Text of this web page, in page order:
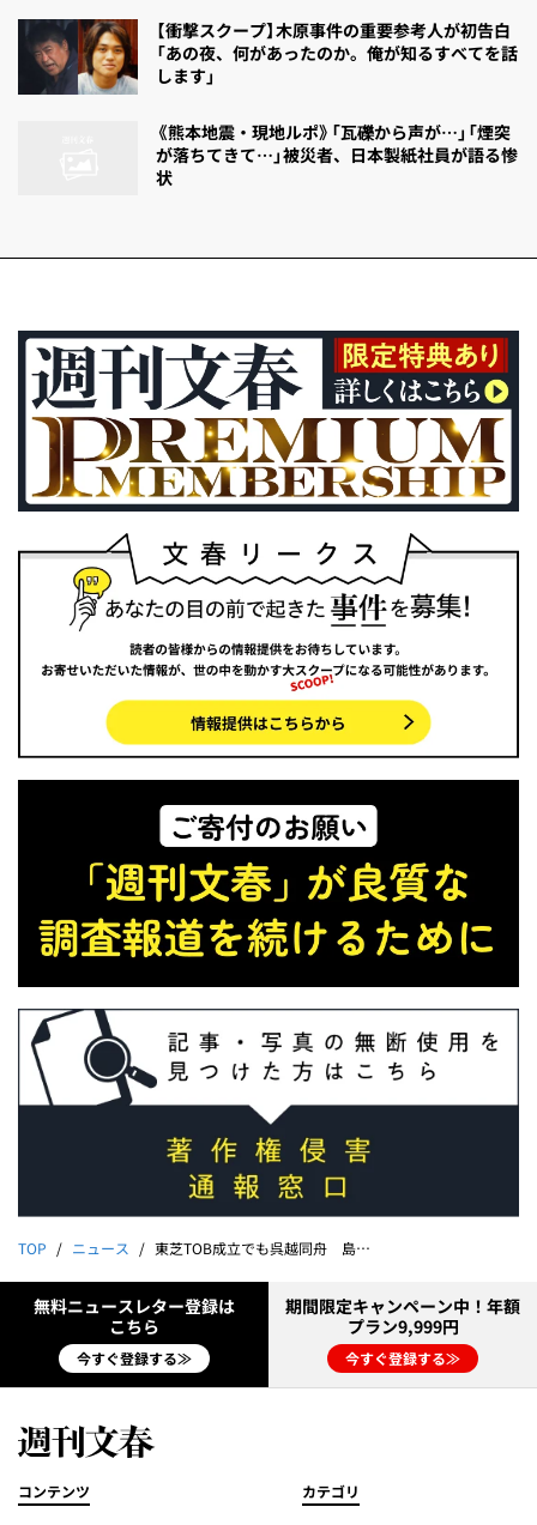
【衝撃スクープ】木原事件の重要参考人が初告白
「あの夜、何があったのか。俺が知るすべてを話
します」
《熊本地震・現地ルポ》「瓦礫から声が…」「煙突
が落ちてきて…」被災者、日本製紙社員が語る惨
状
TOP ニュース 東芝TOB成立でも呉越同舟 島田社長vs.銀行団vs.経産省
無料ニュースレター登録は
こちら
今すぐ登録する≫
期間限定キャンペーン中！年額
プラン9,999円
今すぐ登録する≫
コンテンツ カテゴリ